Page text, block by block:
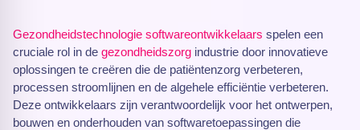
Gezondheidstechnologie softwareontwikkelaars spelen een
cruciale rol in de gezondheidszorg industrie door innovatieve
oplossingen te creëren die de patiëntenzorg verbeteren,
processen stroomlijnen en de algehele efficiëntie verbeteren.
Deze ontwikkelaars zijn verantwoordelijk voor het ontwerpen,
bouwen en onderhouden van softwaretoepassingen die